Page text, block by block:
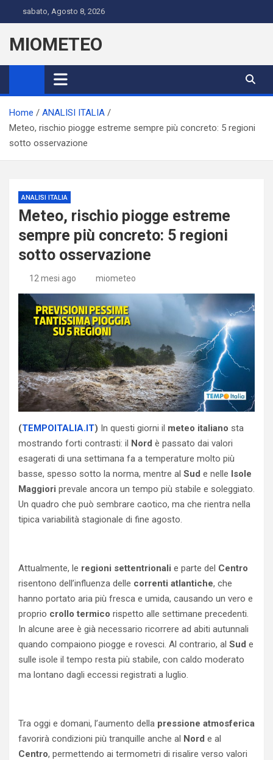
to
content
sabato, Agosto 8, 2026
MIOMETEO
Home
ANALISI ITALIA
Meteo, rischio piogge estreme sempre più concreto: 5 regioni
sotto osservazione
ANALISI ITALIA
Meteo, rischio piogge estreme
sempre più concreto: 5 regioni
sotto osservazione
12 mesi ago miometeo
(TEMPOITALIA.IT) In questi giorni il meteo italiano sta
mostrando forti contrasti: il Nord è passato dai valori
esagerati di una settimana fa a temperature molto più
basse, spesso sotto la norma, mentre al Sud e nelle Isole
Maggiori prevale ancora un tempo più stabile e soleggiato.
Un quadro che può sembrare caotico, ma che rientra nella
tipica variabilità stagionale di fine agosto.
Attualmente, le regioni settentrionali e parte del Centro
risentono dell’influenza delle correnti atlantiche, che
hanno portato aria più fresca e umida, causando un vero e
proprio crollo termico rispetto alle settimane precedenti.
In alcune aree è già necessario ricorrere ad abiti autunnali
quando compaiono piogge e rovesci. Al contrario, al Sud e
sulle isole il tempo resta più stabile, con caldo moderato
ma lontano dagli eccessi registrati a luglio.
Tra oggi e domani, l’aumento della pressione atmosferica
favorirà condizioni più tranquille anche al Nord e al
Centro, permettendo ai termometri di risalire verso valori